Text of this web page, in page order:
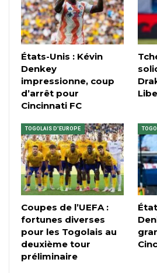
États-Unis : Kévin
Denkey
impressionne, coup
d’arrêt pour
Cincinnati FC
TOGOLAIS D'EUROPE
Coupes de l’UEFA :
fortunes diverses
pour les Togolais au
deuxième tour
préliminaire